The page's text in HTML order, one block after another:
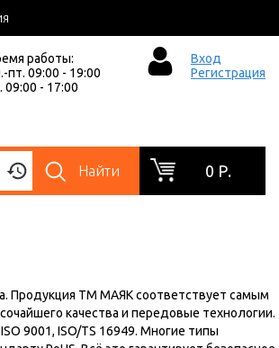
работы:
пт. 09:00 - 19:00
09:00 - 17:00
Вход
Регистрация
Найти 0 Р.
Продукция ТМ МАЯК соответствует самым
качества и передовые технологии.
9001, ISO/TS 16949. Многие типы